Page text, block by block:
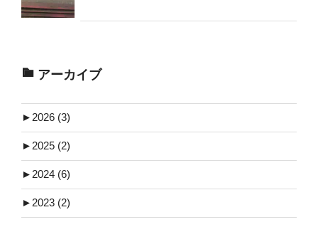
アーカイブ
► 2026 (3)
► 2025 (2)
► 2024 (6)
► 2023 (2)